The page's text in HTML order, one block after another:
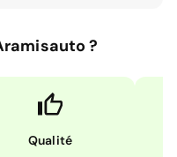
?
Qualité